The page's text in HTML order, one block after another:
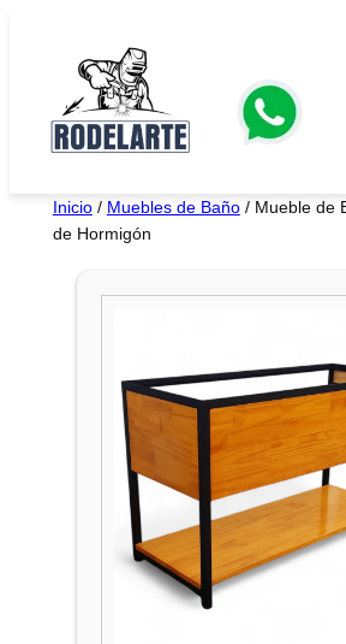
contenido
Inicio/ Muebles de Baño/ Mueble de
de Hormigón